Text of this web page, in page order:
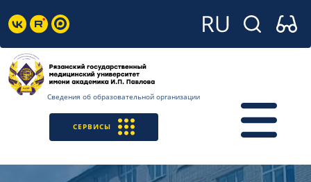
Сведения об образовательной организации
СЕРВИСЫ